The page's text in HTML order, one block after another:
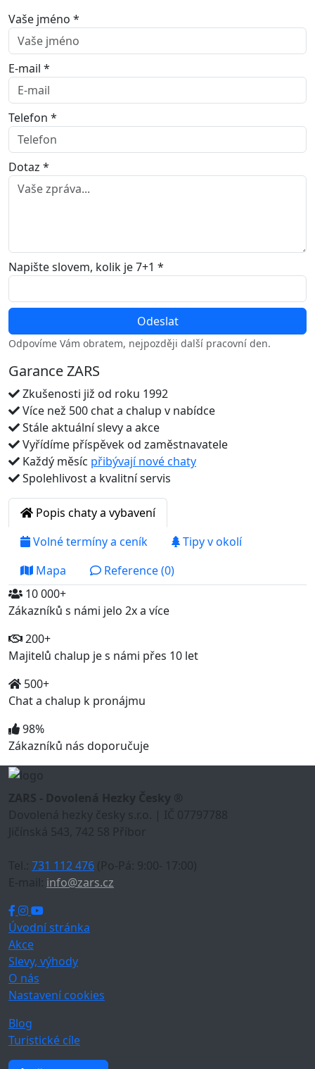
Vaše jméno *
E-mail *
Telefon *
Dotaz *
Napište slovem, kolik je 7+1 *
Odpovíme Vám obratem, nejpozději další pracovní den.
Garance ZARS
Zkušenosti již od roku 1992
Více než 500 chat a chalup v nabídce
Stále aktuální slevy a akce
Vyřídíme příspěvek od zaměstnavatele
Každý měsíc přibývají nové chaty
Spolehlivost a kvalitní servis
Popis chaty a vybavení
Volné termíny a ceník
Tipy v okolí
Mapa
Reference (0)
10 000+
Zákazníků s námi jelo 2x a více
200+
Majitelů chalup je s námi přes 10 let
500+
Chat a chalup k pronájmu
98%
Zákazníků nás doporučuje
ZARS - Dovolená Hezky Česky ®
Dovolená hezky česky s.r.o. | IČ 07797788
Jičínská 543, 742 58 Příbor
Tel.: 731 112 476 (Po-Pá: 9:00- 17:00)
E-mail: info@zars.cz
Úvodní stránka
Akce
Slevy, výhody
O nás
Nastavení cookies
Blog
Turistické cíle